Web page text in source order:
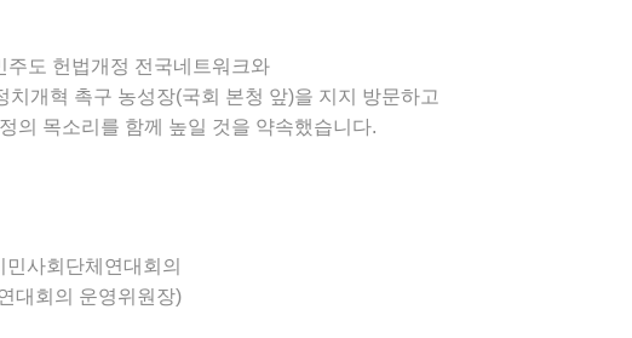
주도 헌법개정 전국네트워크와
치개혁 촉구 농성장(국회 본청 앞)을 지지 방문하고
의 목소리를 함께 높일 것을 약속했습니다.
사회단체연대회의
대회의 운영위원장)